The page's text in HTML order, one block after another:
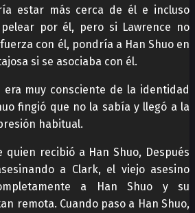
estar más cerca de él e incluso
por él, pero si Lawrence no
con él, pondría a Han Shuo en
si se asociaba con él.
muy consciente de la identidad
fingió que no la sabía y llegó a la
habitual.
quien recibió a Han Shuo, Después
a Clark, el viejo asesino
a Han Shuo y su
remota. Cuando paso a Han Shuo,